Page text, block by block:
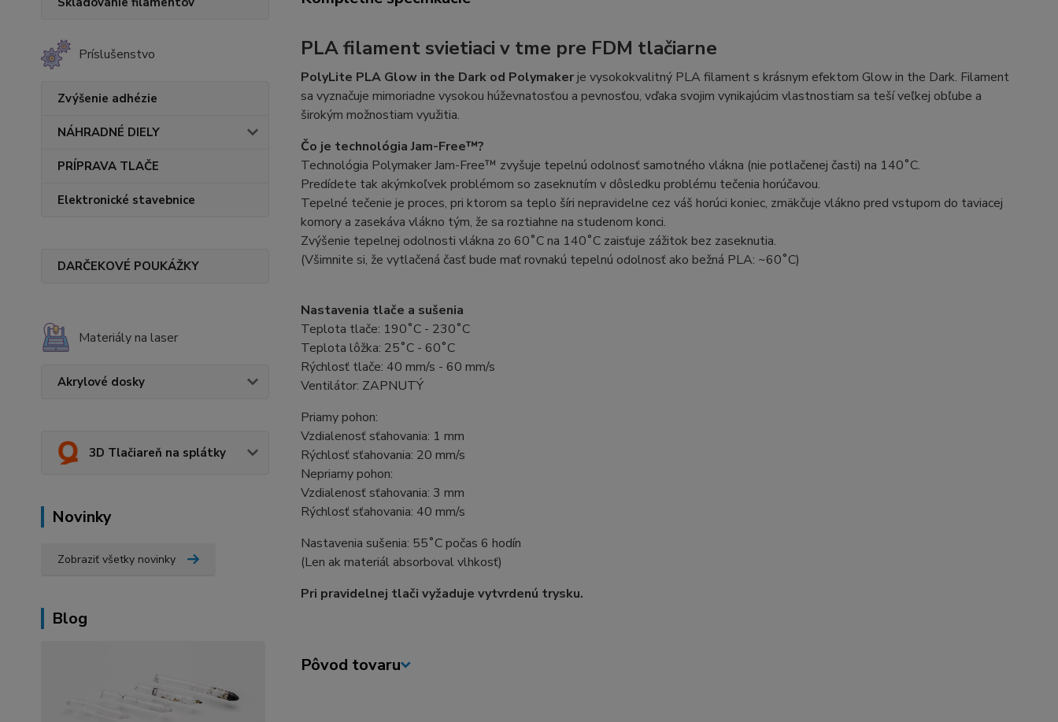
Príslušenstvo
Zvýšenie adhézie
NÁHRADNÉ DIELY
PRÍPRAVA TLAČE
Elektronické stavebnice
DARČEKOVÉ POUKÁŽKY
Materiály na laser
Akrylové dosky
3D Tlačiareň na splátky
Novinky
Zobraziť všetky novinky
Blog
PLA filament svietiaci v tme pre FDM tlačiarne
PolyLite PLA Glow in the Dark od Polymakerje vysokokvalitný PLA filament s krásnym efektom Glow in the Dark. Filament
sa vyznačuje mimoriadne vysokou húževnatosťou a pevnosťou, vďaka svojim vynikajúcim vlastnostiam sa teší veľkej obľube a
širokým možnostiam využitia.
Čo je technológia Jam-Free™?
Technológia Polymaker Jam-Free™ zvyšuje tepelnú odolnosť samotného vlákna (nie potlačenej časti) na 140˚C.
Predídete tak akýmkoľvek problémom so zaseknutím v dôsledku problému tečenia horúčavou.
Tepelné tečenie je proces, pri ktorom sa teplo šíri nepravidelne cez váš horúci koniec, zmäkčuje vlákno pred vstupom do taviacej
komory a zasekáva vlákno tým, že sa roztiahne na studenom konci.
Zvýšenie tepelnej odolnosti vlákna zo 60˚C na 140˚C zaisťuje zážitok bez zaseknutia.
(Všimnite si, že vytlačená časť bude mať rovnakú tepelnú odolnosť ako bežná PLA: ~60˚C)
Nastavenia tlače a sušenia
Teplota tlače: 190˚C - 230˚C
Teplota lôžka: 25˚C - 60˚C
Rýchlosť tlače: 40 mm/s - 60 mm/s
Ventilátor: ZAPNUTÝ
Priamy pohon:
Vzdialenosť sťahovania: 1 mm
Rýchlosť sťahovania: 20 mm/s
Nepriamy pohon:
Vzdialenosť sťahovania: 3 mm
Rýchlosť sťahovania: 40 mm/s
Nastavenia sušenia: 55˚C počas 6 hodín
(Len ak materiál absorboval vlhkosť)
Pri pravidelnej tlači vyžaduje vytvrdenú trysku.
Pôvod tovaru